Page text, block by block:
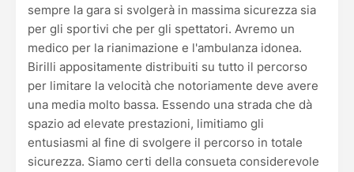
sempre la gara si svolgerà in massima sicurezza sia
per gli sportivi che per gli spettatori. Avremo un
medico per la rianimazione e l'ambulanza idonea.
Birilli appositamente distribuiti su tutto il percorso
per limitare la velocità che notoriamente deve avere
una media molto bassa. Essendo una strada che dà
spazio ad elevate prestazioni, limitiamo gli
entusiasmi al fine di svolgere il percorso in totale
sicurezza. Siamo certi della consueta considerevole